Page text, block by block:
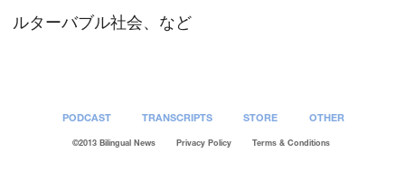
EMBED
ルターバブル社会、など
PODCAST TRANSCRIPTS STORE OTHER
©2013 Bilingual News Privacy Policy Terms & Conditions